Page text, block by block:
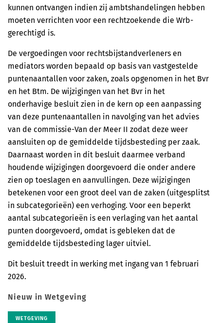
kunnen ontvangen indien zij ambtshandelingen hebben
moeten verrichten voor een rechtzoekende die Wrb-
gerechtigd is.
De vergoedingen voor rechtsbijstandverleners en
mediators worden bepaald op basis van vastgestelde
puntenaantallen voor zaken, zoals opgenomen in het Bvr
en het Btm. De wijzigingen van het Bvr in het
onderhavige besluit zien in de kern op een aanpassing
van deze puntenaantallen in navolging van het advies
van de commissie-Van der Meer II zodat deze weer
aansluiten op de gemiddelde tijdsbesteding per zaak.
Daarnaast worden in dit besluit daarmee verband
houdende wijzigingen doorgevoerd die onder andere
zien op toeslagen en aanvullingen. Deze wijzigingen
betekenen voor een groot deel van de zaken (uitgesplitst
in subcategorieën) een verhoging. Voor een beperkt
aantal subcategorieën is een verlaging van het aantal
punten doorgevoerd, omdat is gebleken dat de
gemiddelde tijdsbesteding lager uitviel.
Dit besluit treedt in werking met ingang van 1 februari
2026.
Nieuw in Wetgeving
WETGEVING